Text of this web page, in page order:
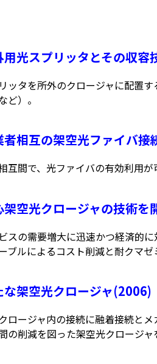
用光スプリッタとその収
ッタを所外のクロージャに配置
ど）。
相互の架空光ファイバ
互間で、光ファイバの有効利用
架空光クロージャの技術を
スの需要増大に迅速かつ経済的
ブルによるコスト削減と耐クマゼ
な架空光クロージャ(2006)
ロージャ内の接続に融着接続と
の削減を図った架空光クロージャ